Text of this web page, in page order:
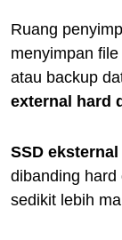
Ruang
menyimpan
atau backup
external hard
SSD eksternal
dibanding hard
sedikit lebih